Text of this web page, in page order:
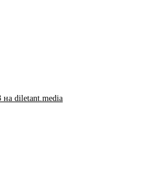
на diletant.media